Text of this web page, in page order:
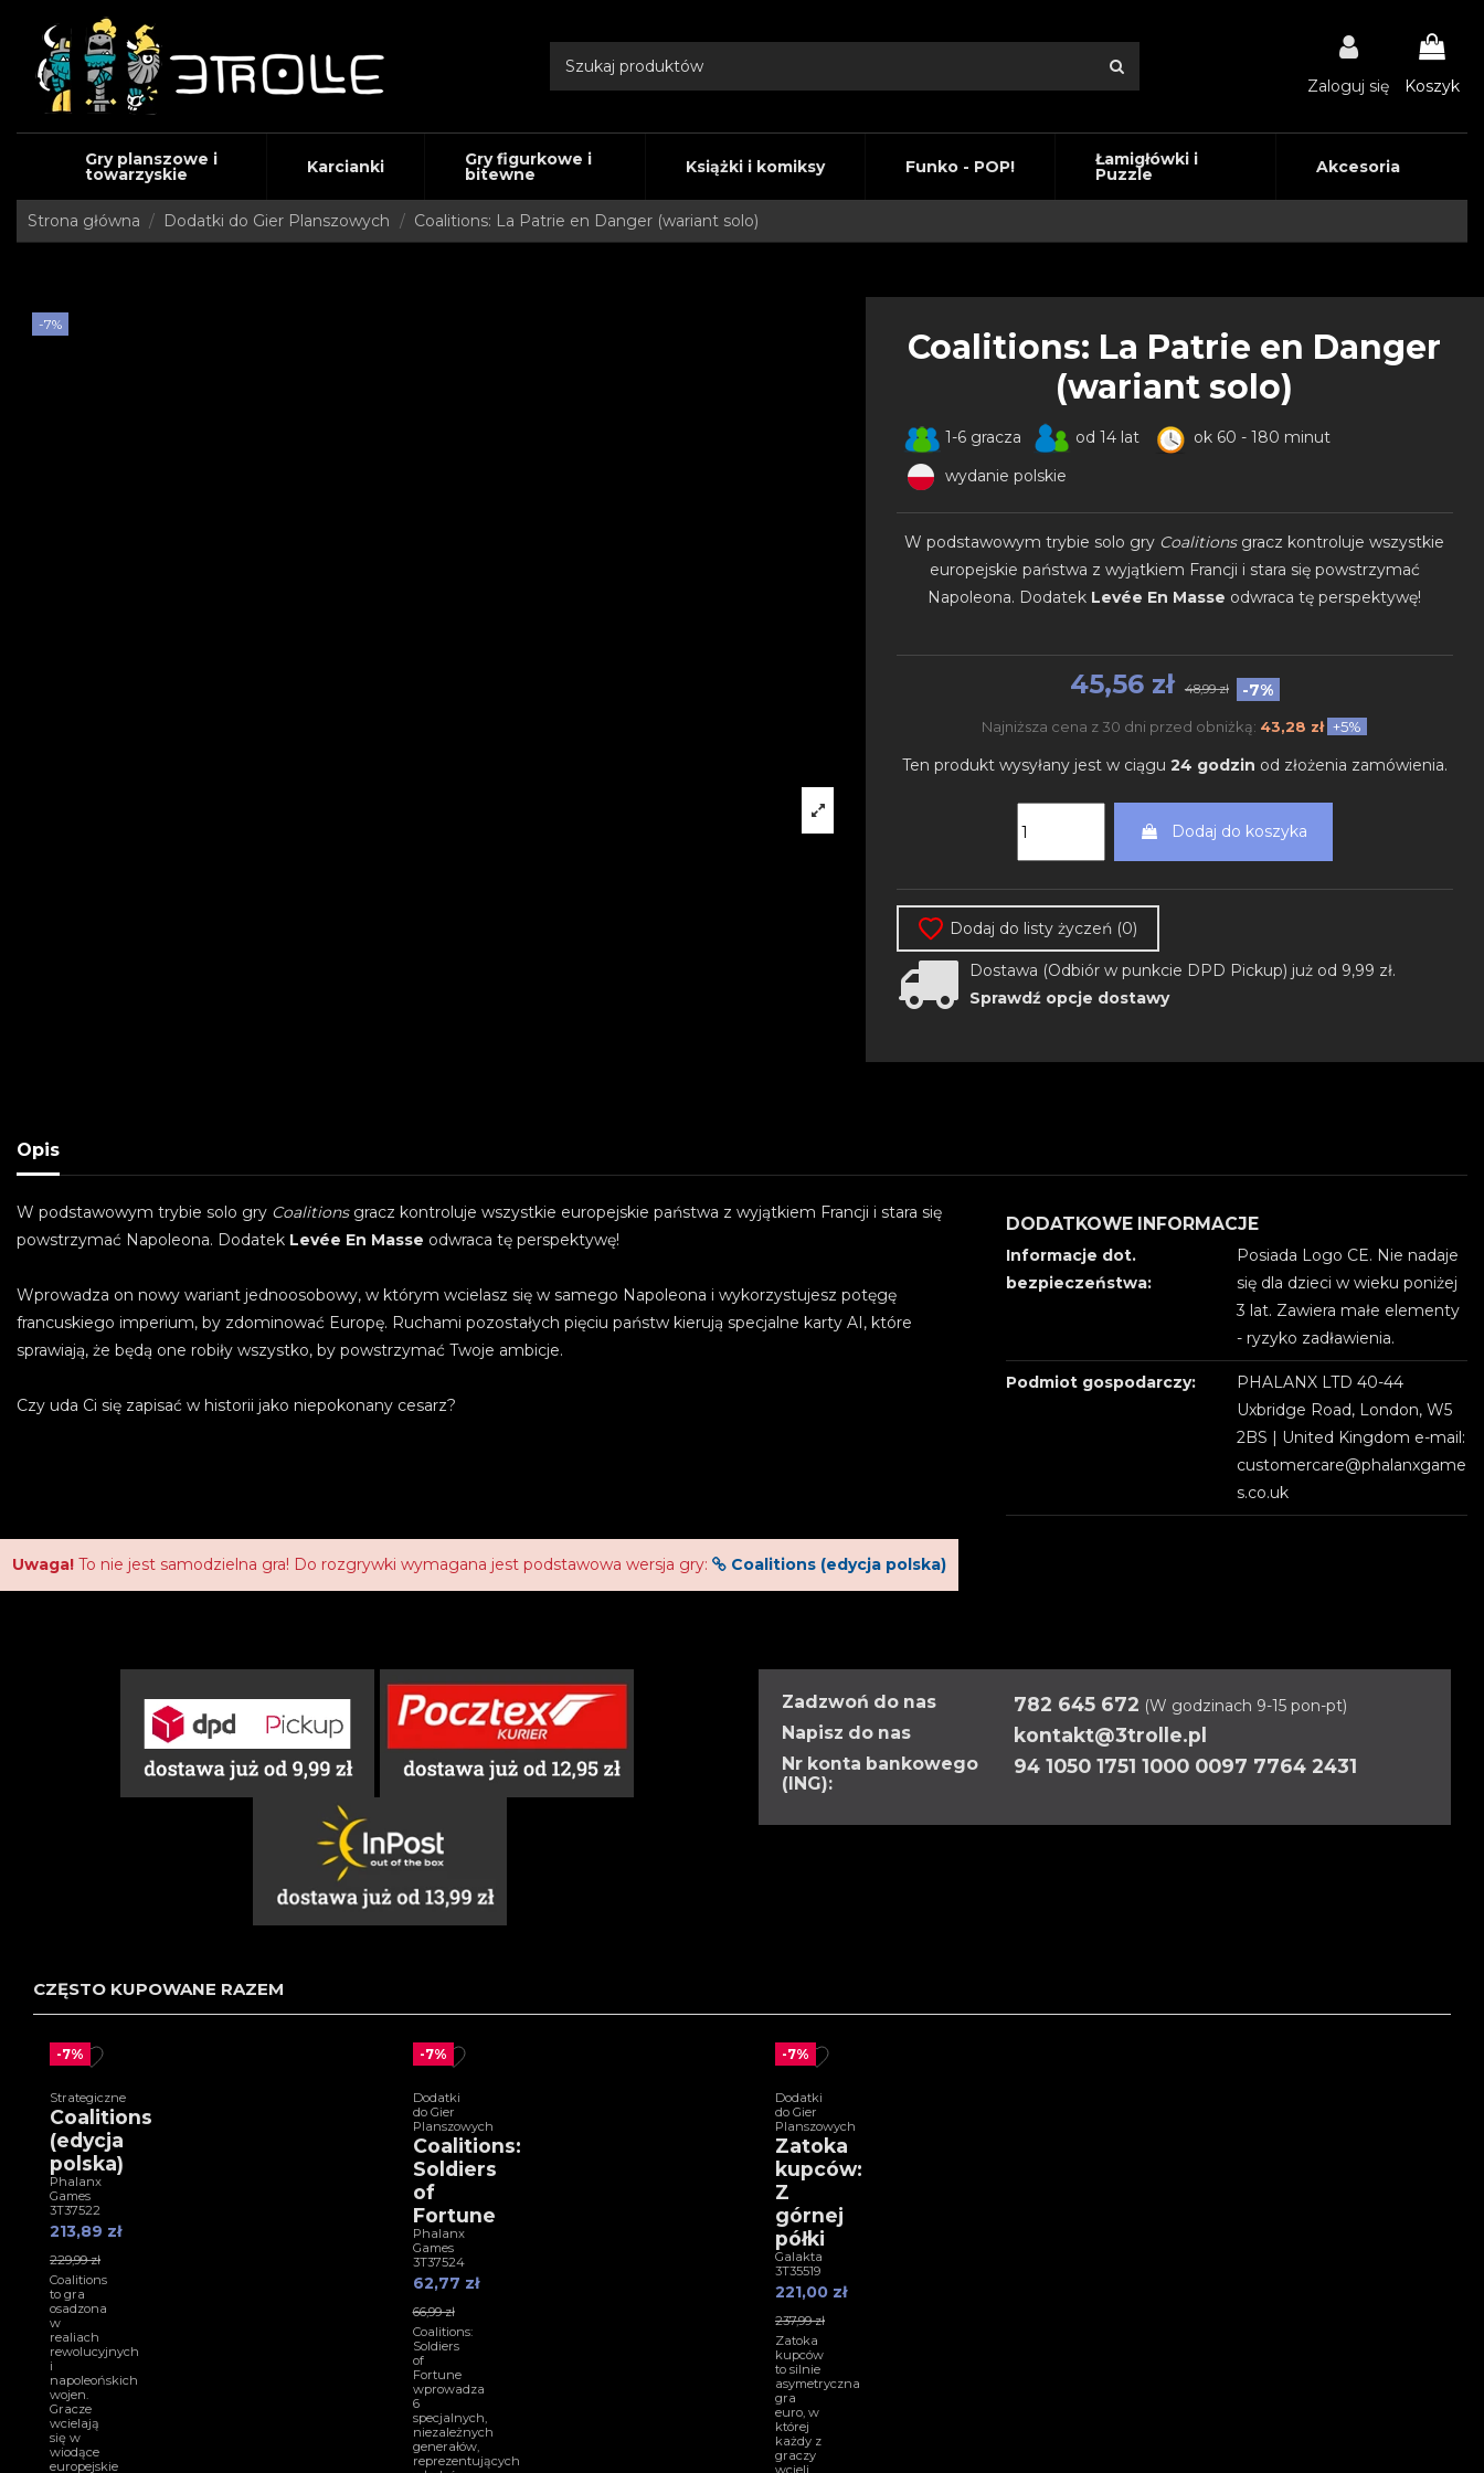
Zaloguj się Koszyk
Gry planszowe i
towarzyskie Karcianki Gry figurkowe i
bitewne Książki i komiksy Funko - POP! Łamigłówki i
Puzzle Akcesoria
Strona główna Dodatki do Gier Planszowych Coalitions: La Patrie en Danger (wariant solo)
-7%
Coalitions: La Patrie en Danger
(wariant solo)
1-6 gracza od 14 lat
ok 60 - 180 minut
wydanie polskie
W podstawowym trybie solo gry Coalitionsgracz kontroluje wszystkie
europejskie państwa z wyjątkiem Francji i stara się powstrzymać
Napoleona. Dodatek Levée En Masse odwraca tę perspektywę!
45,56 zł 48,99 zł -7%
Najniższa cena z 30 dni przed obniżką: 43,28 zł +5%
Ten produkt wysyłany jest w ciągu 24 godzin od złożenia zamówienia.
Dodaj do koszyka
Dodaj do listy życzeń (0)
Dostawa (Odbiór w punkcie DPD Pickup) już od 9,99 zł.
Sprawdź opcje dostawy
Opis
W podstawowym trybie solo gry Coalitionsgracz kontroluje wszystkie europejskie państwa z wyjątkiem Francji i stara się
powstrzymać Napoleona. Dodatek Levée En Masse odwraca tę perspektywę!
Wprowadza on nowy wariant jednoosobowy, w którym wcielasz się w samego Napoleona i wykorzystujesz potęgę
francuskiego imperium, by zdominować Europę. Ruchami pozostałych pięciu państw kierują specjalne karty AI, które
sprawiają, że będą one robiły wszystko, by powstrzymać Twoje ambicje.
Czy uda Ci się zapisać w historii jako niepokonany cesarz?
DODATKOWE INFORMACJE
Informacje dot.
bezpieczeństwa:
Posiada Logo CE. Nie nadaje
się dla dzieci w wieku poniżej
3 lat. Zawiera małe elementy
- ryzyko zadławienia.
Podmiot gospodarczy:
PHALANX LTD 40-44
Uxbridge Road, London, W5
2BS | United Kingdom e-mail:
customercare@phalanxgame
s.co.uk
Uwaga! To nie jest samodzielna gra! Do rozgrywki wymagana jest podstawowa wersja gry: Coalitions (edycja polska)
Zadzwoń do nas 782 645 672 (W godzinach 9-15 pon-pt)
Napisz do nas kontakt@3trolle.pl
Nr konta bankowego
(ING):
94 1050 1751 1000 0097 7764 2431
CZĘSTO KUPOWANE RAZEM
-7%
Strategiczne
Coalitions
(edycja
polska)
Phalanx
Games
3T37522
213,89 zł
229,99 zł
Coalitions
to gra
osadzona
w
realiach
rewolucyjnych
i
napoleońskich
wojen.
Gracze
wcielają
się w
wiodące
europejskie
-7%
Dodatki
do Gier
Planszowych
Coalitions:
Soldiers
of
Fortune
Phalanx
Games
3T37524
62,77 zł
66,99 zł
Coalitions:
Soldiers
of
Fortune
wprowadza
6
specjalnych,
niezależnych
generałów,
reprezentujących
-7%
Dodatki
do Gier
Planszowych
Zatoka
kupców:
Z
górnej
półki
Galakta
3T35519
221,00 zł
237,99 zł
Zatoka
kupców
to silnie
asymetryczna
gra
euro, w
której
każdy z
graczy